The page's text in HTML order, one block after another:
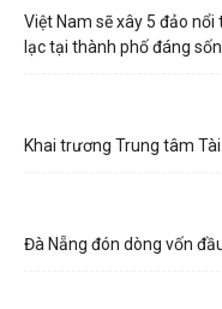
Việt Nam sẽ xây 5 đảo
lạc tại thành phố đáng
Khai trương Trung tâm
Đà Nẵng đón dòng vốn